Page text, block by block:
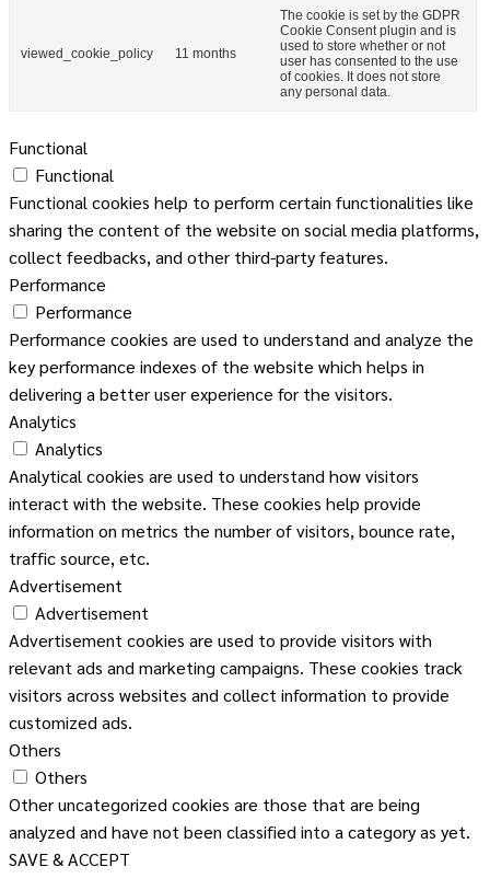
viewed_cookie_policy 11 months
The cookie is set by the GDPR
Cookie Consent plugin and is
used to store whether or not
user has consented to the use
of cookies. It does not store
any personal data.
Functional
Functional
Functional cookies help to perform certain functionalities like
sharing the content of the website on social media platforms,
collect feedbacks, and other third-party features.
Performance
Performance
Performance cookies are used to understand and analyze the
key performance indexes of the website which helps in
delivering a better user experience for the visitors.
Analytics
Analytics
Analytical cookies are used to understand how visitors
interact with the website. These cookies help provide
information on metrics the number of visitors, bounce rate,
traffic source, etc.
Advertisement
Advertisement
Advertisement cookies are used to provide visitors with
relevant ads and marketing campaigns. These cookies track
visitors across websites and collect information to provide
customized ads.
Others
Others
Other uncategorized cookies are those that are being
analyzed and have not been classified into a category as yet.
SAVE & ACCEPT